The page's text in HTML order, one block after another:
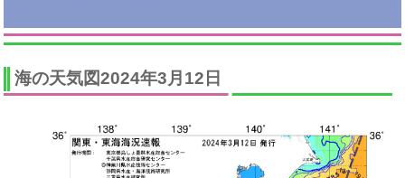
海の天気図2024年3月12日